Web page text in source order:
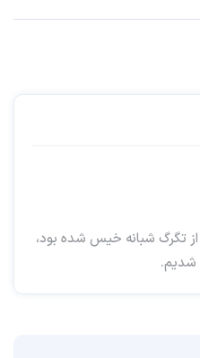
تگرگ شبانه خیس شده بود،
شدیم.